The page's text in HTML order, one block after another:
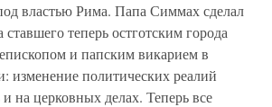
властью Рима. Папа Симмах сделал
теперь остготским города
и папским викарием в
изменение политических реалий
и на церковных делах. Теперь все